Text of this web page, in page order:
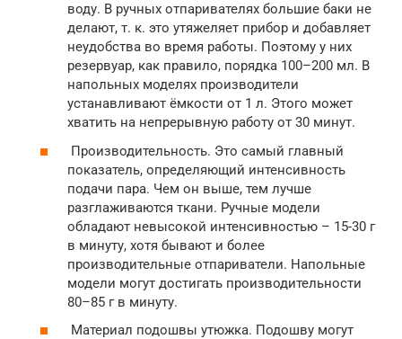
воду. В ручных отпаривателях большие баки не
делают, т. к. это утяжеляет прибор и добавляет
неудобства во время работы. Поэтому у них
резервуар, как правило, порядка 100–200 мл. В
напольных моделях производители
устанавливают ёмкости от 1 л. Этого может
хватить на непрерывную работу от 30 минут.
Производительность. Это самый главный
показатель, определяющий интенсивность
подачи пара. Чем он выше, тем лучше
разглаживаются ткани. Ручные модели
обладают невысокой интенсивностью – 15-30 г
в минуту, хотя бывают и более
производительные отпариватели. Напольные
модели могут достигать производительности
80–85 г в минуту.
Материал подошвы утюжка. Подошву могут